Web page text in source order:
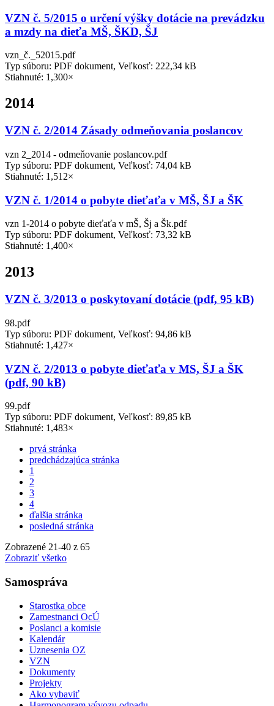
VZN č. 5/2015 o určení výšky dotácie na prevádzku
a mzdy na dieťa MŠ, ŠKD, ŠJ
vzn_č._52015.pdf
Typ súboru: PDF dokument, Veľkosť: 222,34 kB
Stiahnuté: 1,300×
2014
VZN č. 2/2014 Zásady odmeňovania poslancov
vzn 2_2014 - odmeňovanie poslancov.pdf
Typ súboru: PDF dokument, Veľkosť: 74,04 kB
Stiahnuté: 1,512×
VZN č. 1/2014 o pobyte dieťaťa v MŠ, ŠJ a ŠK
vzn 1-2014 o pobyte dieťaťa v mŠ, Šj a Šk.pdf
Typ súboru: PDF dokument, Veľkosť: 73,32 kB
Stiahnuté: 1,400×
2013
VZN č. 3/2013 o poskytovaní dotácie (pdf, 95 kB)
98.pdf
Typ súboru: PDF dokument, Veľkosť: 94,86 kB
Stiahnuté: 1,427×
VZN č. 2/2013 o pobyte dieťaťa v MS, ŠJ a ŠK
(pdf, 90 kB)
99.pdf
Typ súboru: PDF dokument, Veľkosť: 89,85 kB
Stiahnuté: 1,483×
prvá stránka
predchádzajúca stránka
1
2
3
4
ďalšia stránka
posledná stránka
Zobrazené 21-40 z 65
Zobraziť všetko
Samospráva
Starostka obce
Zamestnanci OcÚ
Poslanci a komisie
Kalendár
Uznesenia OZ
VZN
Dokumenty
Projekty
Ako vybaviť